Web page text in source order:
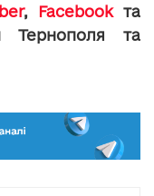
, Facebookта
Тернополя та